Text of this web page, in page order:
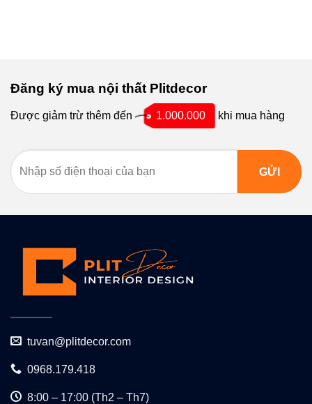
Đăng ký mua nội thất Plitdecor
Được giảm trừ thêm đến 1.000.000 khi mua hàng
tuvan@plitdecor.com
0968.179.418
8:00 – 17:00 (Th2 – Th7)